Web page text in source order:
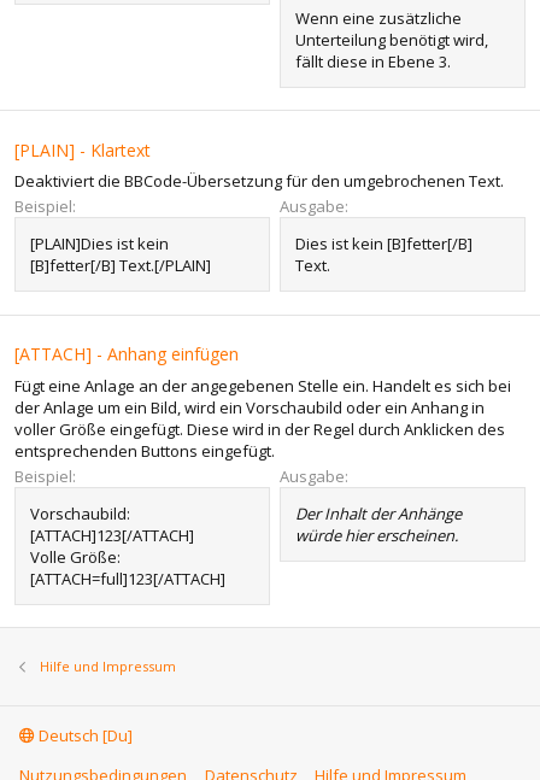
Wenn eine zusätzliche
Unterteilung benötigt wird,
fällt diese in Ebene 3.
[PLAIN] - Klartext
Deaktiviert die BBCode-Übersetzung für den umgebrochenen Text.
Beispiel:
[PLAIN]Dies ist kein
[B]fetter[/B] Text.[/PLAIN]
Ausgabe:
Dies ist kein [B]fetter[/B]
Text.
[ATTACH] - Anhang einfügen
Fügt eine Anlage an der angegebenen Stelle ein. Handelt es sich bei
der Anlage um ein Bild, wird ein Vorschaubild oder ein Anhang in
voller Größe eingefügt. Diese wird in der Regel durch Anklicken des
entsprechenden Buttons eingefügt.
Beispiel:
Vorschaubild:
[ATTACH]123[/ATTACH]
Volle Größe:
[ATTACH=full]123[/ATTACH]
Ausgabe:
Der Inhalt der Anhänge
würde hier erscheinen.
Hilfe und Impressum
Deutsch [Du]
Nutzungsbedingungen
Datenschutz Hilfe und Impressum